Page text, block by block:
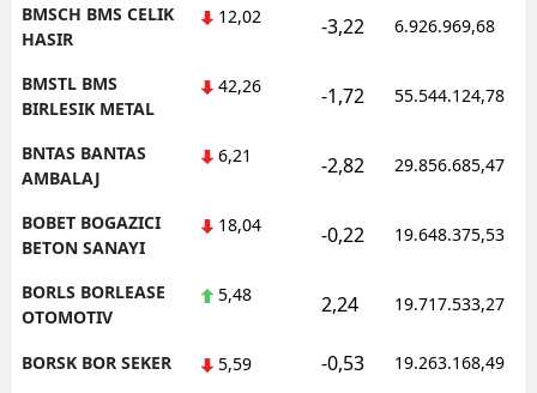
BMSCH BMS CELIK
HASIR
12,02 -3,22 6.926.969,68
BMSTL BMS
BIRLESIK METAL
42,26 -1,72 55.544.124,78
BNTAS BANTAS
AMBALAJ
6,21 -2,82 29.856.685,47
BOBET BOGAZICI
BETON SANAYI
18,04 -0,22 19.648.375,53
BORLS BORLEASE
OTOMOTIV
5,48 2,24 19.717.533,27
BORSK BOR SEKER 5,59 -0,53 19.263.168,49